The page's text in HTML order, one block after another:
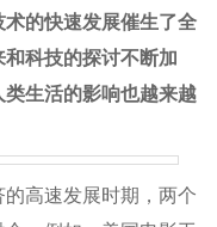
的快速发展催生了全
科技的探讨不断加
生活的影响也越来越
高速发展时期，两个